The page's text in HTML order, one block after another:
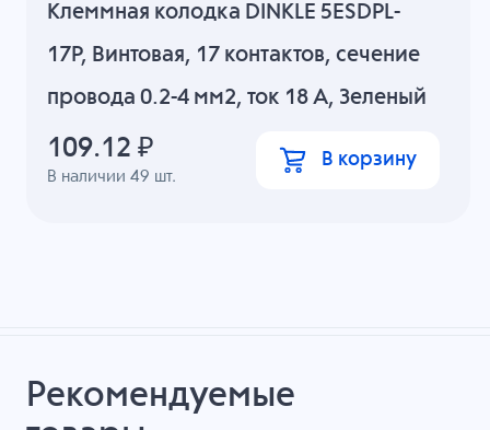
Клеммная колодка DINKLE 5ESDPL-
17P, Винтовая, 17 контактов, сечение
провода 0.2-4 мм2, ток 18 A, Зеленый
В наличии49 шт.
109.12 ₽ В корзину
Рекомендуемые